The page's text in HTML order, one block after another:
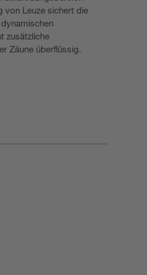
von Leuze sichert die
zusätzliche
Zäune überflüssig.